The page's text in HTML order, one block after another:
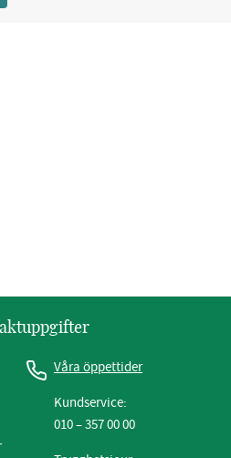
Våra öppettider
Kundservice:
010 – 357 00 00